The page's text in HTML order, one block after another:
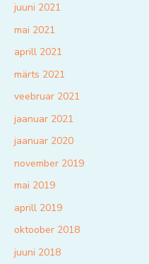
juuni 2021
mai 2021
aprill 2021
märts 2021
veebruar 2021
jaanuar 2021
jaanuar 2020
november 2019
mai 2019
aprill 2019
oktoober 2018
juuni 2018